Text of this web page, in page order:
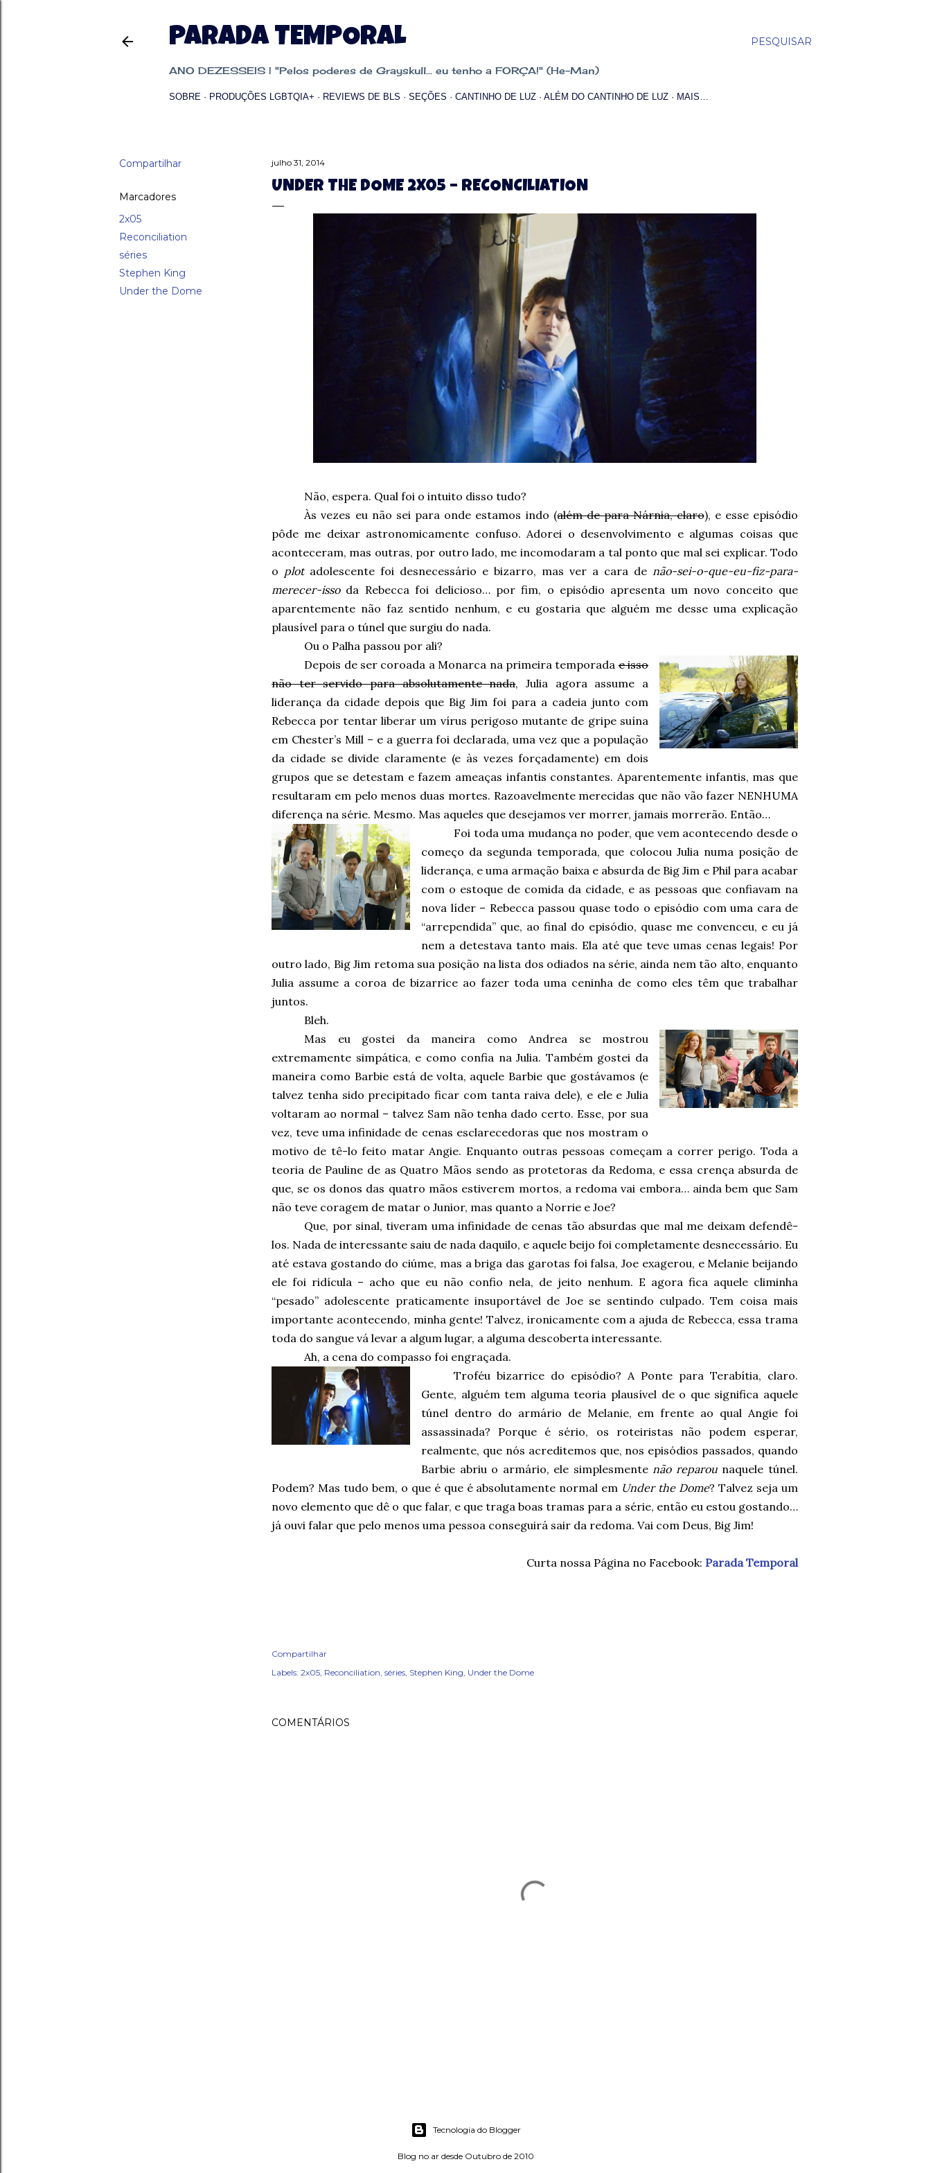
PESQUISAR
PARADA TEMPORAL
ANO DEZESSEIS | "Pelos poderes de Grayskull... eu tenho a FORÇA!" (He-Man)
SOBRE PRODUÇÕES LGBTQIA+ REVIEWS DE BLS SEÇÕES CANTINHO DE LUZ ALÉM DO CANTINHO DE LUZ MAIS…
Compartilhar
Marcadores
2x05
Reconciliation
séries
Stephen King
Under the Dome
julho 31, 2014
UNDER THE DOME 2X05 – RECONCILIATION
Não, espera. Qual foi o intuito disso tudo?
Às vezes eu não sei para onde estamos indo (além de para Nárnia, claro), e esse episódio
pôde me deixar astronomicamente confuso. Adorei o desenvolvimento e algumas coisas que
aconteceram, mas outras, por outro lado, me incomodaram a tal ponto que mal sei explicar. Todo
o plotadolescente foi desnecessário e bizarro, mas ver a cara de não-sei-o-que-eu-fiz-para-
merecer-issoda Rebecca foi delicioso… por fim, o episódio apresenta um novo conceito que
aparentemente não faz sentido nenhum, e eu gostaria que alguém me desse uma explicação
plausível para o túnel que surgiu do nada.
Ou o Palha passou por ali?
Depois de ser coroada a Monarca na primeira temporadae isso
não ter servido para absolutamente nada, Julia agora assume a
liderança da cidade depois que Big Jim foi para a cadeia junto com
Rebecca por tentar liberar um vírus perigoso mutante de gripe suína
em Chester’s Mill – e a guerra foi declarada, uma vez que a população
da cidade se divide claramente (e às vezes forçadamente) em dois
grupos que se detestam e fazem ameaças infantis constantes. Aparentemente infantis, mas que
resultaram em pelo menos duas mortes. Razoavelmente merecidas que não vão fazer NENHUMA
diferença na série. Mesmo. Mas aqueles que desejamos ver morrer, jamais morrerão. Então…
Foi toda uma mudança no poder, que vem acontecendo desde o
começo da segunda temporada, que colocou Julia numa posição de
liderança, e uma armação baixa e absurda de Big Jim e Phil para acabar
com o estoque de comida da cidade, e as pessoas que confiavam na
nova líder – Rebecca passou quase todo o episódio com uma cara de
“arrependida” que, ao final do episódio, quase me convenceu, e eu já
nem a detestava tanto mais. Ela até que teve umas cenas legais! Por
outro lado, Big Jim retoma sua posição na lista dos odiados na série, ainda nem tão alto, enquanto
Julia assume a coroa de bizarrice ao fazer toda uma ceninha de como eles têm que trabalhar
juntos.
Bleh.
Mas eu gostei da maneira como Andrea se mostrou
extremamente simpática, e como confia na Julia. Também gostei da
maneira como Barbie está de volta, aquele Barbie que gostávamos (e
talvez tenha sido precipitado ficar com tanta raiva dele), e ele e Julia
voltaram ao normal – talvez Sam não tenha dado certo. Esse, por sua
vez, teve uma infinidade de cenas esclarecedoras que nos mostram o
motivo de tê-lo feito matar Angie. Enquanto outras pessoas começam a correr perigo. Toda a
teoria de Pauline de as Quatro Mãos sendo as protetoras da Redoma, e essa crença absurda de
que, se os donos das quatro mãos estiverem mortos, a redoma vai embora… ainda bem que Sam
não teve coragem de matar o Junior, mas quanto a Norrie e Joe?
Que, por sinal, tiveram uma infinidade de cenas tão absurdas que mal me deixam defendê-
los. Nada de interessante saiu de nada daquilo, e aquele beijo foi completamente desnecessário. Eu
até estava gostando do ciúme, mas a briga das garotas foi falsa, Joe exagerou, e Melanie beijando
ele foi ridícula – acho que eu não confio nela, de jeito nenhum. E agora fica aquele climinha
“pesado” adolescente praticamente insuportável de Joe se sentindo culpado. Tem coisa mais
importante acontecendo, minha gente! Talvez, ironicamente com a ajuda de Rebecca, essa trama
toda do sangue vá levar a algum lugar, a alguma descoberta interessante.
Ah, a cena do compasso foi engraçada.
Troféu bizarrice do episódio? A Ponte para Terabítia, claro.
Gente, alguém tem alguma teoria plausível de o que significa aquele
túnel dentro do armário de Melanie, em frente ao qual Angie foi
assassinada? Porque é sério, os roteiristas não podem esperar,
realmente, que nós acreditemos que, nos episódios passados, quando
Barbie abriu o armário, ele simplesmentenão reparou naquele túnel.
Podem? Mas tudo bem, o que é que é absolutamente normal em Under the Dome? Talvez seja um
novo elemento que dê o que falar, e que traga boas tramas para a série, então eu estou gostando…
já ouvi falar que pelo menos uma pessoa conseguirá sair da redoma. Vai com Deus, Big Jim!
Curta nossa Página no Facebook: Parada Temporal
Compartilhar
Labels: 2x05 Reconciliation séries Stephen King Under the Dome
COMENTÁRIOS
Tecnologia do Blogger
Blog no ar desde Outubro de 2010